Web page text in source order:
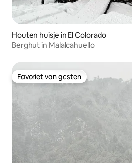
Houten huisje in El Colorado
Berghut in Malalcahuello
Favoriet van gasten
Favoriet van gasten